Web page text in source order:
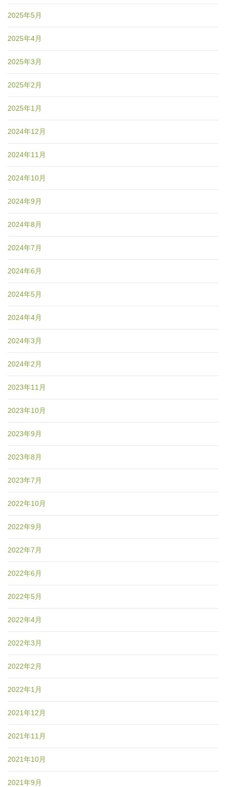
2025年5月
2025年4月
2025年3月
2025年2月
2025年1月
2024年12月
2024年11月
2024年10月
2024年9月
2024年8月
2024年7月
2024年6月
2024年5月
2024年4月
2024年3月
2024年2月
2023年11月
2023年10月
2023年9月
2023年8月
2023年7月
2022年10月
2022年9月
2022年7月
2022年6月
2022年5月
2022年4月
2022年3月
2022年2月
2022年1月
2021年12月
2021年11月
2021年10月
2021年9月